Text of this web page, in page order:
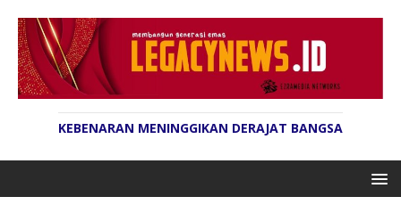
KEBENARAN MENINGGIKAN DERAJAT BANGSA